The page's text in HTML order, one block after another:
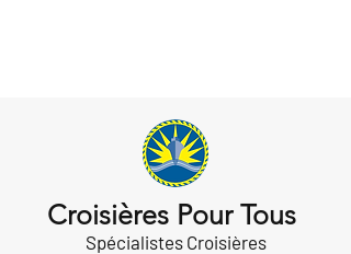
Croisières Pour Tous
Spécialistes Croisières